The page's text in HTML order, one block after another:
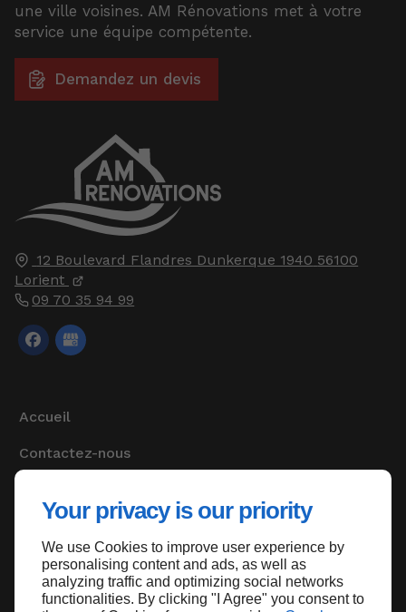
Your privacy is our priority
We use Cookies to improve user experience by
personalising content and ads, as well as
analyzing traffic and optimizing social networks
functionalities. By clicking "I Agree" you consent to
12 Boulevard Flandres Dunkerque 1940 56100
Lorient
09 70 35 94 99
Accueil
Contactez-nous
Plan du site
une ville voisines. AM Rénovations met à votre
service une équipe compétente.
Demandez un devis
Haut de page